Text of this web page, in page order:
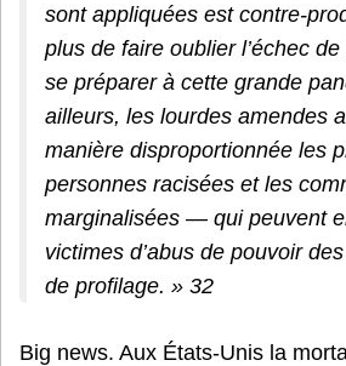
sont appliquées est contre-
plus de faire oublier l’échec de
se préparer à cette grande
ailleurs, les lourdes amendes
manière disproportionnée les
personnes racisées et les
marginalisées — qui peuvent
victimes d’abus de pouvoir
de profilage. » 32
Big news. Aux États-Unis la